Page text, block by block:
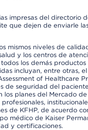
impresas del directorio
que dejen de enviarle
mismos niveles de
y los centros de
los demás
incluyan, entre otras,
of Healthcare
de seguridad del
los planes del Mercado
de KFHP, de acuerdo
médico de Kaiser
y certificaciones.